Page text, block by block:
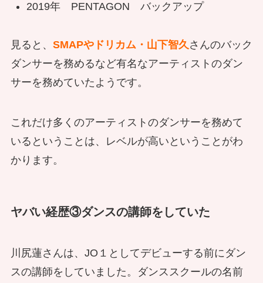
2019年 PENTAGON バックアップ
見ると、 SMAPやドリカム・山下智久さんのバック
ダンサーを務めるなど有名なアーティストのダン
サーを務めていたようです。
これだけ多くのアーティストのダンサーを務めて
いるということは、レベルが高いということがわ
かります。
ヤバい経歴③ダンスの講師をしていた
川尻蓮さんは、JO１としてデビューする前にダン
スの講師をしていました。ダンススクールの名前